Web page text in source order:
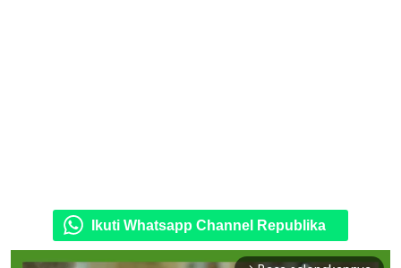
Ikuti Whatsapp Channel Republika